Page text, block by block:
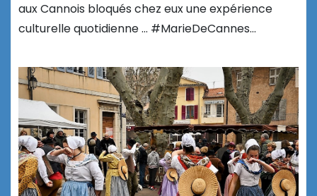
aux Cannois bloqués chez eux une expérience
culturelle quotidienne … #MarieDeCannes…